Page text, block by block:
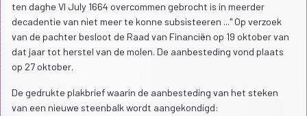
ten daghe VI July 1664 overcommen gebrocht is in meerder
decadentie van niet meer te konne subsisteeren ..." Op verzoek
van de pachter besloot de Raad van Financiën op 19 oktober van
dat jaar tot herstel van de molen. De aanbesteding vond plaats
op 27 oktober.
De gedrukte plakbrief waarin de aanbesteding van het steken
van een nieuwe steenbalk wordt aangekondigd: